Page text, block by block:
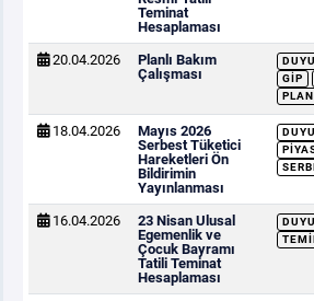
Teminat
Hesaplaması
20.04.2026
Planlı Bakım
Çalışması
GİP
18.04.2026
Mayıs 2026
Serbest Tüketici
Hareketleri Ön
Bildirimin
Yayınlanması
16.04.2026
23 Nisan Ulusal
Egemenlik ve
Çocuk Bayramı
Tatili Teminat
Hesaplaması